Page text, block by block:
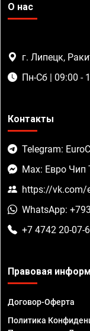
О нас
г. Липецк,
Пн-Сб | 09:00 -
Контакты
Telegram:
Max: Евро Чип
https://vk.com/
WhatsApp:
+7 4742 20-07-
Правовая
Договор-Оферта
Политика